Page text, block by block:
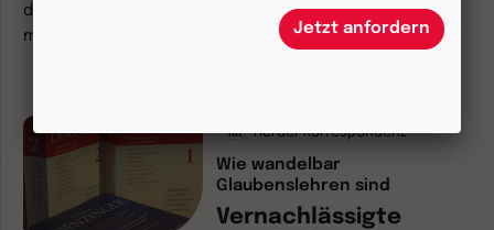
der Provokation des Andersdenkenden zu stellen und
miteinander zu diskutieren.
Heiner Wilmer
Herder Korrespondenz
Wie wandelbar
Glaubenslehren sind
Vernachlässigte
Jetzt anfordern